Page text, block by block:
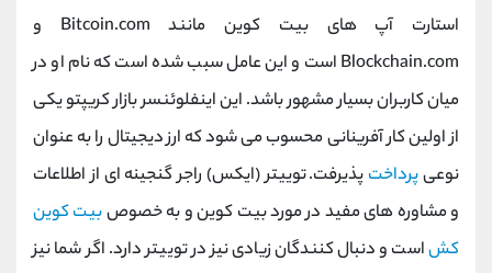
استارت ‌آپ‌ های بیت ‌کوین مانند Bitcoin.com و
Blockchain.com است و این عامل سبب شده است که نام او در
میان کاربران بسیار مشهور باشد. این اینفلوئنسر بازار کریپتو یکی
از اولین کار آفرینانی محسوب می ‌شود که ارز دیجیتال را به‌ عنوان
نوعیپرداخت پذیرفت.توییتر (ایکس) راجر گنجینه‌ ای از اطلاعات
و مشاوره‌ های مفید در مورد بیت‌ کوین و به ‌خصوصبیت‌ کوین
کشاست و دنبال‌ کنندگان زیادی نیز در توییتر دارد. اگر شما نیز